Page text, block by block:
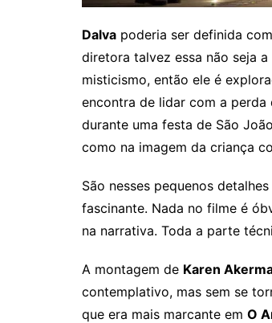
Dalva poderia ser definida
diretora talvez essa não seja
misticismo, então ele é
encontra de lidar com a
durante uma festa de São
como na imagem da criança
São nesses pequenos
fascinante. Nada no filme é
na narrativa. Toda a parte
A montagem de Karen
contemplativo, mas sem se
que era mais marcante em O